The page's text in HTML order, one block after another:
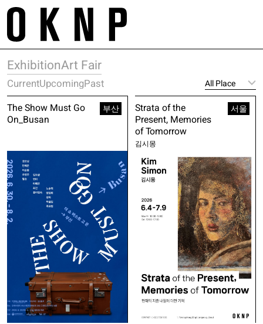
Skip
Project
Works
Service
E. project@oknp.kr
Space
Galleries
Exhibition
Artist
Academy
E. space@oknp.kr
Contact
ExhibitionArt Fair
CurrentUpcomingPast
The Show Must Go
On_Busan
부산
Strata of the
Present, Memories
of Tomorrow
김시몽
서울